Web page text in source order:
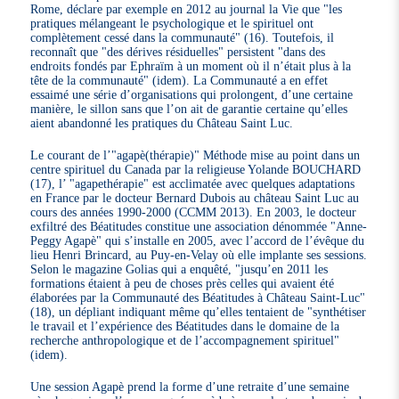
Rome, déclare par exemple en 2012 au journal la Vie que "les
pratiques mélangeant le psychologique et le spirituel ont
complètement cessé dans la communauté" (16). Toutefois, il
reconnaît que "des dérives résiduelles" persistent "dans des
endroits fondés par Ephraïm à un moment où il n’était plus à la
tête de la communauté" (idem). La Communauté a en effet
essaimé une série d’organisations qui prolongent, d’une certaine
manière, le sillon sans que l’on ait de garantie certaine qu’elles
aient abandonné les pratiques du Château Saint Luc.
Le courant de l’"agapè(thérapie)" Méthode mise au point dans un
centre spirituel du Canada par la religieuse Yolande BOUCHARD
(17), l’ "agapethérapie" est acclimatée avec quelques adaptations
en France par le docteur Bernard Dubois au château Saint Luc au
cours des années 1990-2000 (CCMM 2013). En 2003, le docteur
exfiltré des Béatitudes constitue une association dénommée "Anne-
Peggy Agapè" qui s’installe en 2005, avec l’accord de l’évêque du
lieu Henri Brincard, au Puy-en-Velay où elle implante ses sessions.
Selon le magazine Golias qui a enquêté, "jusqu’en 2011 les
formations étaient à peu de choses près celles qui avaient été
élaborées par la Communauté des Béatitudes à Château Saint-Luc"
(18), un dépliant indiquant même qu’elles tentaient de "synthétiser
le travail et l’expérience des Béatitudes dans le domaine de la
recherche anthropologique et de l’accompagnement spirituel"
(idem).
Une session Agapè prend la forme d’une retraite d’une semaine